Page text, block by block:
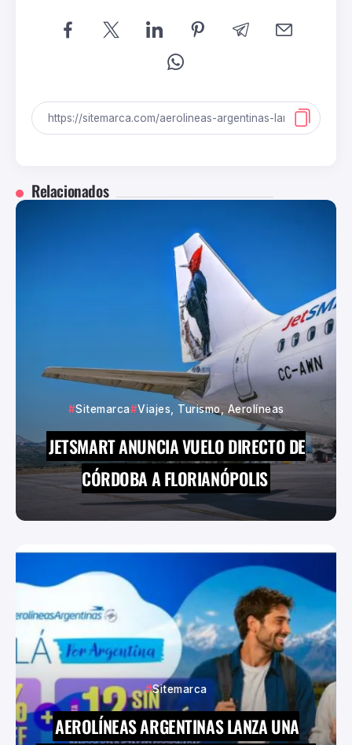
Relacionados
Sitemarca Viajes, Turismo, Aerolíneas
JETSMART ANUNCIA VUELO DIRECTO DE
CÓRDOBA A FLORIANÓPOLIS
Sitemarca
AEROLÍNEAS ARGENTINAS LANZA UNA